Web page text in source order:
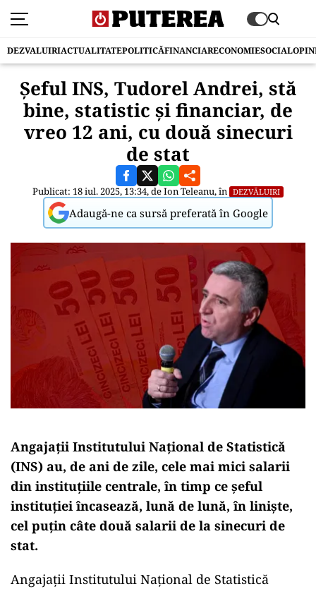
DEZVALUIRIACTUALITATEPOLITICĂFINANCIARECONOMIESOCIAL
Șeful INS, Tudorel Andrei, stă
bine, statistic și financiar, de
vreo 12 ani, cu două sinecuri
de stat
Publicat: 18 iul. 2025, 13:34, deIon Teleanu, în DEZVĂLUIRI
Adaugă-ne ca sursă preferată în Google
Angajații Institutului Național de Statistică
(INS) au, de ani de zile, cele mai mici salarii
din instituțiile centrale, în timp ce șeful
instituției încasează, lună de lună, în liniște,
cel puțin câte două salarii de la sinecuri de
stat.
Angajații Institutului Național de Statistică